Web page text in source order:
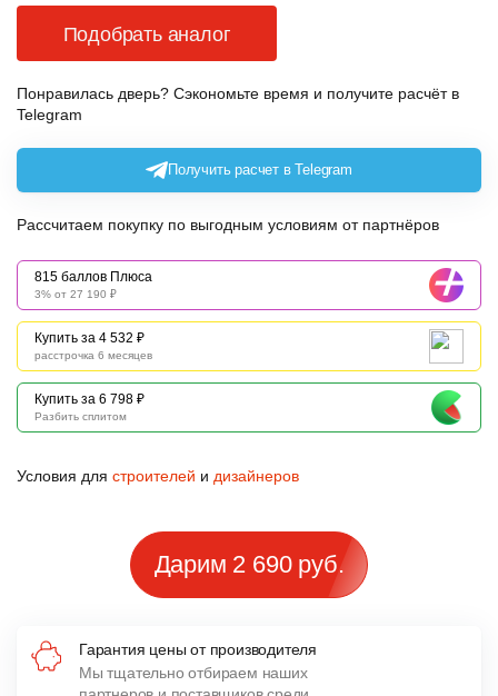
Подобрать аналог
Понравилась дверь? Сэкономьте время и получите расчёт в
Telegram
Получить расчет в Telegram
Рассчитаем покупку по выгодным условиям от партнёров
815 баллов Плюса
3% от 27 190 ₽
Купить за 4 532 ₽
расстрочка 6 месяцев
Купить за 6 798 ₽
Разбить сплитом
Условия для строителей и дизайнеров
Дарим 2 690 руб.
Гарантия цены от производителя
Мы тщательно отбираем наших